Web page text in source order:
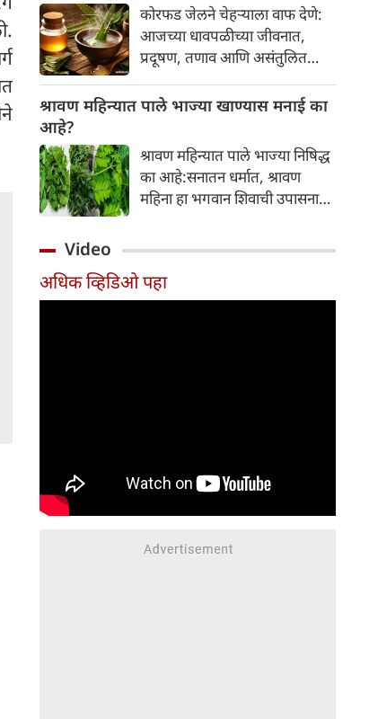
घेऊया!
आतड्यांची स्वच्छता ठेवण्यास मदत
करते. पचनसंस्था मजबूत करून पोट
साफ होण्यास मदत करते.
जाणून घ्या
कोरफड जेलने चेहऱ्याला वाफ देणे:
आजच्या धावपळीच्या जीवनात,
प्रदूषण, तणाव आणि असंतुलित
नकारात्मक परिणाम होऊ शकतो.
होते, ज्यामुळे निस्तेजपणा, मुरुमे
आणि ब्लॅकहेड्स यांसारख्या समस्या
निर्माण होतात.
श्रावण महिन्यात पाले भाज्या खाण्यास मनाई का
आहे?
श्रावण महिन्यात पाले भाज्या निषिद्ध
का आहे:सनातन धर्मात, श्रावण
महिना हा भगवान शिवाची उपासना
दानधर्म आणि सात्विक जीवनशैलीचे
पालन करतात.
Video
अधिक व्हिडिओ पहा